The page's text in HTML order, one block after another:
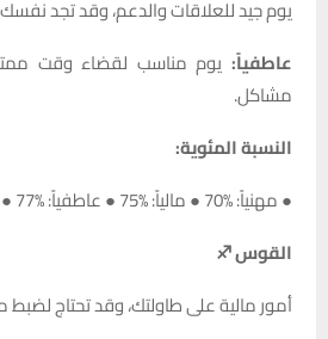
يوم جيد للعلاقات والدعم، وقد تجد نفسك
عاطفياً: يوم مناسب لقضاء وقت
مشاكل.
النسبة المئوية:
● مهنياً: %70 ● مالياً: %75 ● عاطفياً: %77 ● صحياً: %74
القوس ♐
أمور مالية على طاولتك، وقد تحتاج